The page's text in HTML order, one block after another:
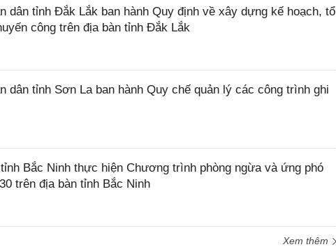
dân tỉnh Đắk Lắk ban hành Quy định về xây dựng kế hoạch, tổ
công trên địa bàn tỉnh Đắk Lắk
dân tỉnh Sơn La ban hành Quy chế quản lý các công trình ghi
Bắc Ninh thực hiện Chương trình phòng ngừa và ứng phó
trên địa bàn tỉnh Bắc Ninh
Xem thêm